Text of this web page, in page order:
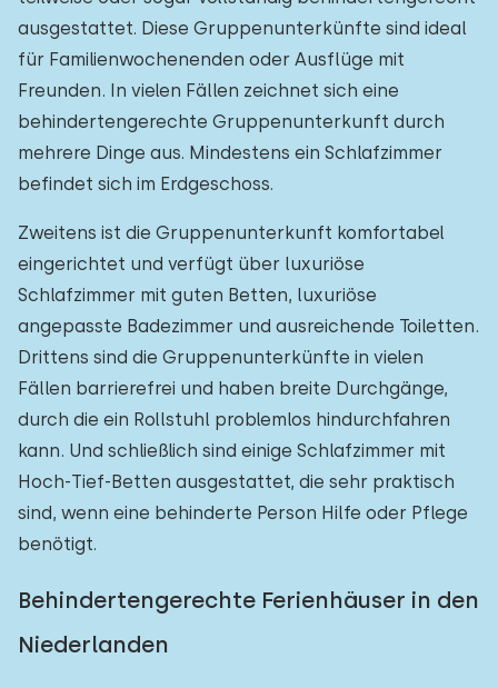
ausgestattet. Diese Gruppenunterkünfte sind ideal
für Familienwochenenden oder Ausflüge mit
Freunden. In vielen Fällen zeichnet sich eine
behindertengerechte Gruppenunterkunft durch
mehrere Dinge aus. Mindestens ein Schlafzimmer
befindet sich im Erdgeschoss.
Zweitens ist die Gruppenunterkunft komfortabel
eingerichtet und verfügt über luxuriöse
Schlafzimmer mit guten Betten, luxuriöse
angepasste Badezimmer und ausreichende Toiletten.
Drittens sind die Gruppenunterkünfte in vielen
Fällen barrierefrei und haben breite Durchgänge,
durch die ein Rollstuhl problemlos hindurchfahren
kann. Und schließlich sind einige Schlafzimmer mit
Hoch-Tief-Betten ausgestattet, die sehr praktisch
sind, wenn eine behinderte Person Hilfe oder Pflege
benötigt.
Behindertengerechte Ferienhäuser in den
Niederlanden